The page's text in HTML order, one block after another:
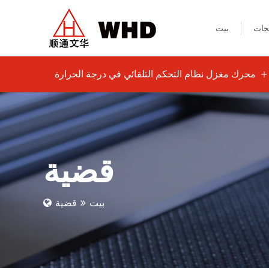
بيت
محرك مغزل نظام التحكم التلقائي في درجة الحرارة
قضية
بيت قضية